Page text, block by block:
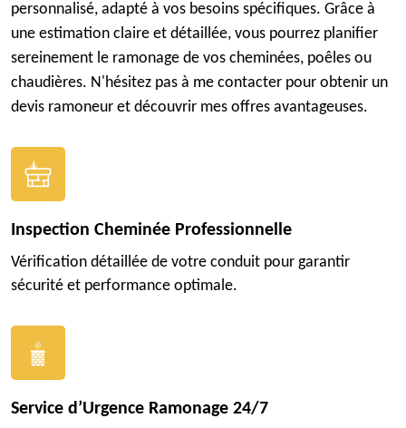
personnalisé, adapté à vos besoins spécifiques. Grâce à
une estimation claire et détaillée, vous pourrez planifier
sereinement le ramonage de vos cheminées, poêles ou
chaudières. N'hésitez pas à me contacter pour obtenir un
devis ramoneur et découvrir mes offres avantageuses.
Inspection Cheminée Professionnelle
Vérification détaillée de votre conduit pour garantir
sécurité et performance optimale.
Service d’Urgence Ramonage 24/7